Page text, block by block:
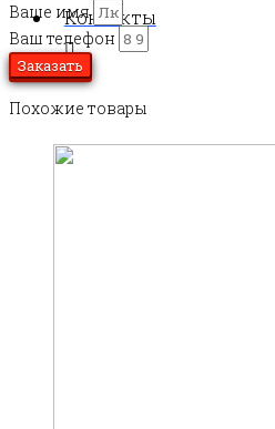
Контакты
Ваше имя
Ваш телефон
Заказать
Похожие товары